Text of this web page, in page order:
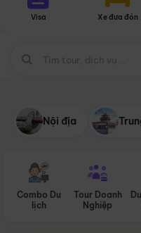
Visa Xe đưa đón
Nội địa
Combo Du
lịch
Tour Doanh
Nghiệp